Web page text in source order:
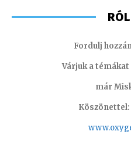
Fordulj
Várjuk a
már
Köszönettel: